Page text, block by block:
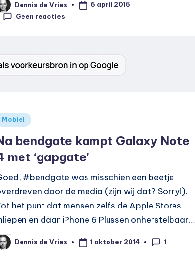
Dennis de Vries
6 april 2015
Geen reacties
Mobiel
bendgate kampt Galaxy Note
met ‘gapgate’
#bendgate was misschien een beetje
door de media (zijn wij dat? Sorry!).
het punt dat mensen zelfs de Apple Stores
en daar iPhone 6 Plussen onherstelbaar…
Dennis de Vries 1 oktober 2014 1